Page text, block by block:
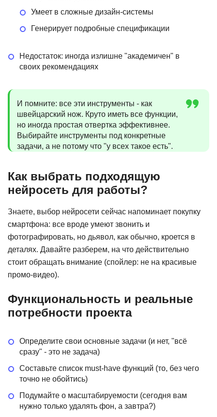
Умеет в сложные дизайн-системы
Генерирует подробные спецификации
Недостаток: иногда излишне "академичен" в
своих рекомендациях
И помните: все эти инструменты - как
швейцарский нож. Круто иметь все функции,
но иногда простая отвертка эффективнее.
Выбирайте инструменты под конкретные
задачи, а не потому что "у всех такое есть".
Как выбрать подходящую
нейросеть для работы?
Знаете, выбор нейросети сейчас напоминает покупку
смартфона: все вроде умеют звонить и
фотографировать, но дьявол, как обычно, кроется в
деталях. Давайте разберем, на что действительно
стоит обращать внимание (спойлер: не на красивые
промо-видео).
Функциональность и реальные
потребности проекта
Определите свои основные задачи (и нет, "всё
сразу" - это не задача)
Составьте список must-have функций (то, без чего
точно не обойтись)
Подумайте о масштабируемости (сегодня вам
нужно только удалять фон, а завтра?)